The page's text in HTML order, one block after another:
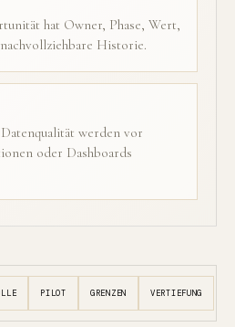
hat Owner, Phase, Wert,
Historie.
werden vor
oder Dashboards
PILOT GRENZEN VERTIEFUNG